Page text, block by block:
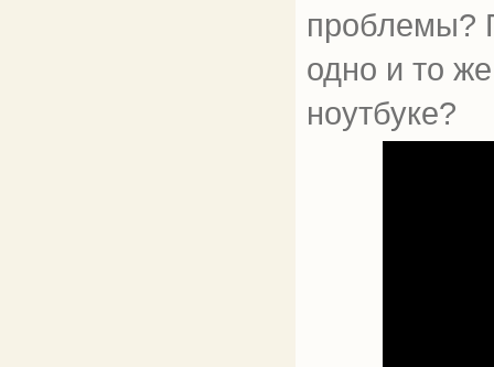
проблемы?
одно и то
ноутбуке?